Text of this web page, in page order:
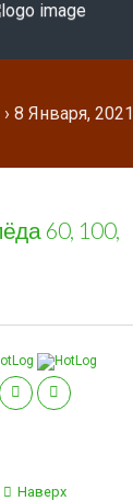
8 Января, 2021
60, 100,
Наверх